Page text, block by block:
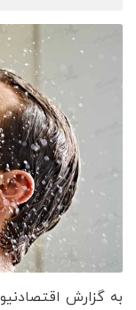
به گزارش